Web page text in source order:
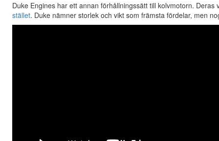
Duke Engines har ett annan förhållningssätt till kolvmotorn.
stället. Duke nämner storlek och vikt som främsta fördelar, men